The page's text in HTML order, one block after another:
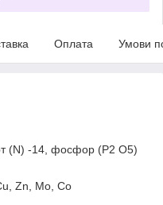
Оплата Умови
(N) -14, фосфор (P2 О5)
Zn, Mo, Co